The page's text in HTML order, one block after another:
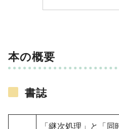
本の概要
書誌
「継次処理」と「